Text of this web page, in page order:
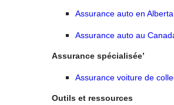
Assurance auto en Alberta
Assurance auto au
Assurance spécialisée’
Assurance voiture de
Outils et ressources